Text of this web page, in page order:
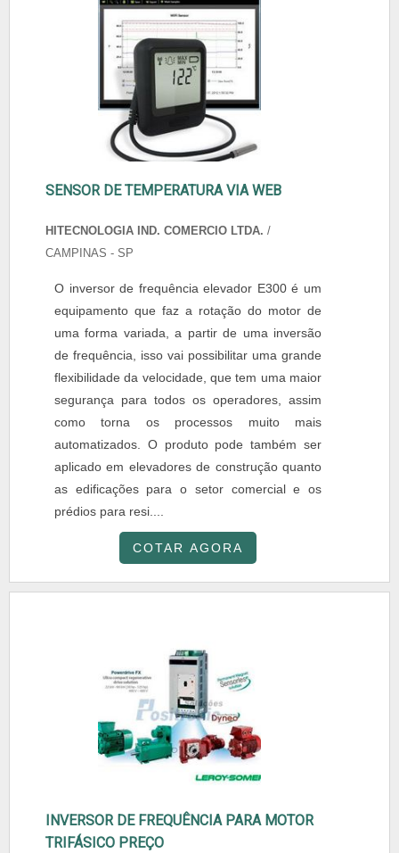
SENSOR DE TEMPERATURA VIA WEB
HITECNOLOGIA IND. COMERCIO LTDA. /
CAMPINAS - SP
O inversor de frequência elevador E300 é um
equipamento que faz a rotação do motor de
uma forma variada, a partir de uma inversão
de frequência, isso vai possibilitar uma grande
flexibilidade da velocidade, que tem uma maior
segurança para todos os operadores, assim
como torna os processos muito mais
automatizados. O produto pode também ser
aplicado em elevadores de construção quanto
as edificações para o setor comercial e os
prédios para resi....
COTAR AGORA
INVERSOR DE FREQUÊNCIA PARA MOTOR
TRIFÁSICO PREÇO